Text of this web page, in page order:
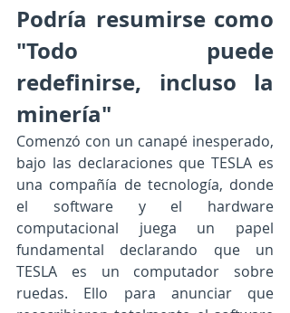
Podría resumirse como
"Todo puede
redefinirse, incluso la
minería"
Comenzó con un canapé inesperado,
bajo las declaraciones que TESLA es
una compañía de tecnología, donde
el software y el hardware
computacional juega un papel
fundamental declarando que un
TESLA es un computador sobre
ruedas. Ello para anunciar que